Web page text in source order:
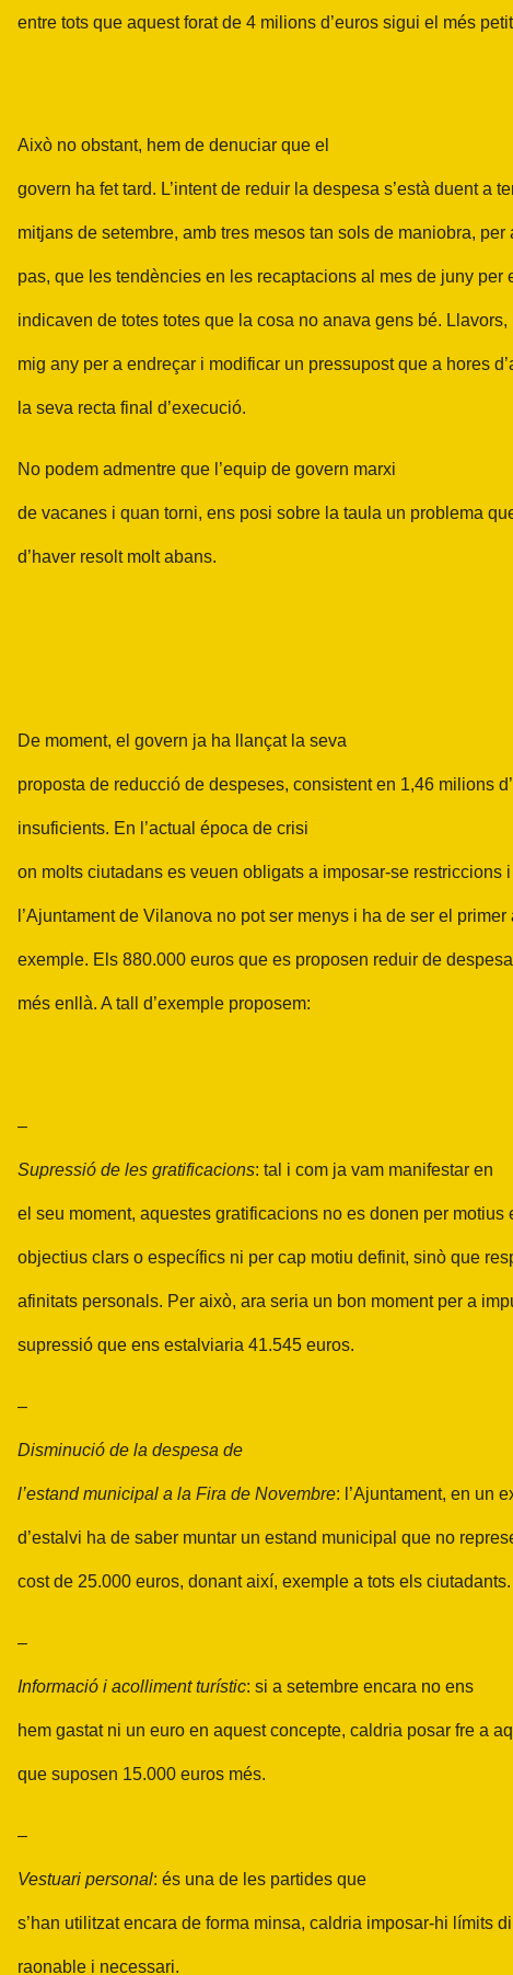
entre tots que aquest forat de 4 milions d’euros sigui el més
Això no obstant, hem de denuciar que el
govern ha fet tard. L’intent de reduir la despesa s’està duent a
mitjans de setembre, amb tres mesos tan sols de maniobra, per
pas, que les tendències en les recaptacions al mes de juny per
indicaven de totes totes que la cosa no anava gens bé.
mig any per a endreçar i modificar un pressupost que a hores
la seva recta final d’execució.
No podem admentre que l’equip de govern marxi
de vacanes i quan torni, ens posi sobre la taula un problema
d’haver resolt molt abans.
De moment, el govern ja ha llançat la seva
proposta de reducció de despeses, consistent en 1,46 milions
insuficients. En l’actual época de crisi
on molts ciutadans es veuen obligats a imposar-se restriccions
l’Ajuntament de Vilanova no pot ser menys i ha de ser el primer
exemple. Els 880.000 euros que es proposen reduir de
més enllà. A tall d’exemple proposem:
–
Supressió de les gratificacions: tal i com ja vam manifestar en
el seu moment, aquestes gratificacions no es donen per motius
objectius clars o específics ni per cap motiu definit, sinò que
afinitats personals. Per això, ara seria un bon moment per a
supressió que ens estalviaria 41.545 euros.
–
Disminució de la despesa de
l’estand municipal a la Fira de Novembre: l’Ajuntament, en un
d’estalvi ha de saber muntar un estand municipal que no
cost de 25.000 euros, donant així, exemple a tots els ciutadants.
–
Informació i acolliment turístic: si a setembre encara no ens
hem gastat ni un euro en aquest concepte, caldria posar fre a
que suposen 15.000 euros més.
–
Vestuari personal: és una de les partides que
s’han utilitzat encara de forma minsa, caldria imposar-hi límits
raonable i necessari.